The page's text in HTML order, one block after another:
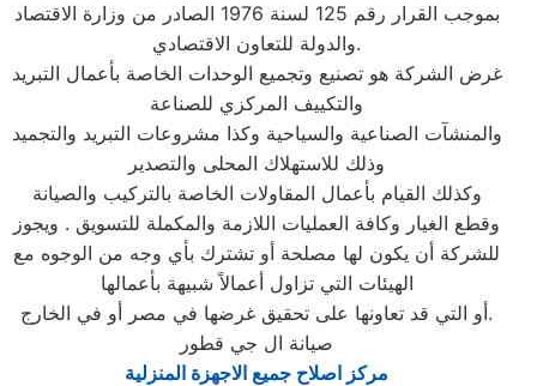
بموجب القرار رقم 125 لسنة 1976 الصادر من وزارة الاقتصاد
والدولة للتعاون الاقتصادي.
غرض الشركة هو تصنيع وتجميع الوحدات الخاصة بأعمال التبريد
والتكييف المركزي للصناعة
والمنشآت الصناعية والسياحية وكذا مشروعات التبريد والتجميد
وذلك للاستهلاك المحلى والتصدير
وكذلك القيام بأعمال المقاولات الخاصة بالتركيب والصيانة
وقطع الغيار وكافة العمليات اللازمة والمكملة للتسويق . ويجوز
للشركة أن يكون لها مصلحة أو تشترك بأي وجه من الوجوه مع
الهيئات التي تزاول أعمالاً شبيهة بأعمالها
أو التي قد تعاونها على تحقيق غرضها في مصر أو في الخارج.
صيانة ال جي قطور
مركز اصلاح جميع الاجهزة المنزلية